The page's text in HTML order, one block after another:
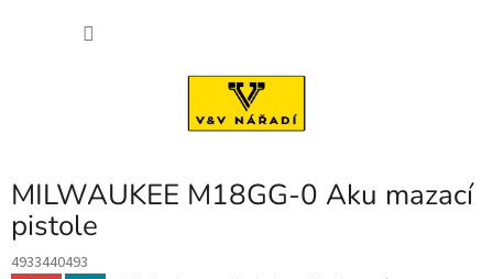
MILWAUKEE M18GG-0 Aku mazací
pistole
4933440493